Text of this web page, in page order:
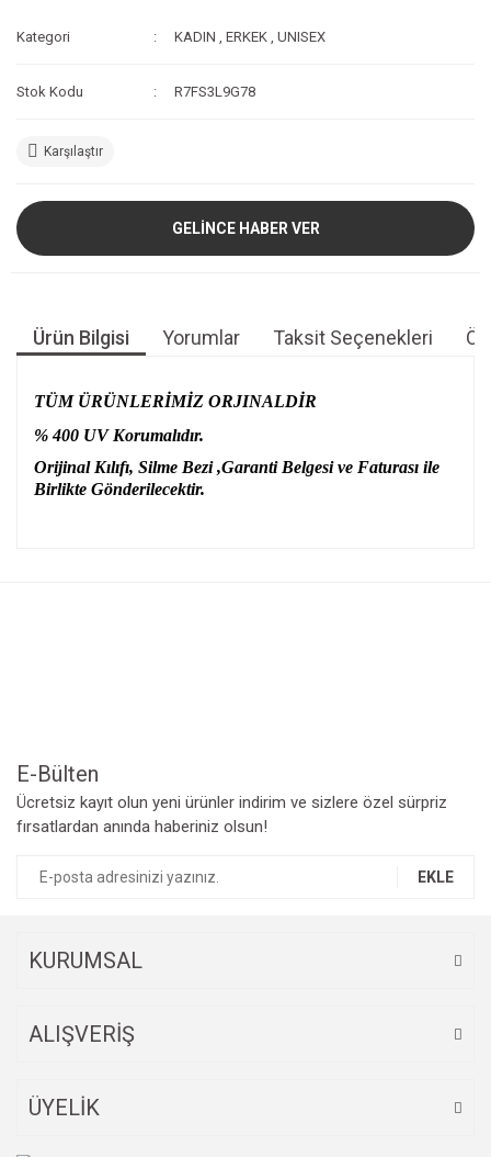
Kategori KADIN ,ERKEK ,UNISEX
Stok Kodu R7FS3L9G78
Karşılaştır
GELİNCE HABER VER
Ürün Bilgisi Yorumlar Taksit Seçenekleri
TÜM ÜRÜNLERİMİZ ORJINALDİR
% 400 UV Korumalıdır.
Orijinal Kılıfı, Silme Bezi ,Garanti Belgesi ve Faturası ile
Birlikte Gönderilecektir.
E-Bülten
Ücretsiz kayıt olun yeni ürünler indirim ve sizlere özel sürpriz
fırsatlardan anında haberiniz olsun!
EKLE
KURUMSAL
ALIŞVERİŞ
ÜYELİK